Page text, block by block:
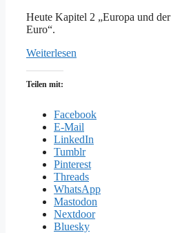
Heute Kapitel 2 „Europa und der
Euro“.
Weiterlesen
Teilen mit:
Facebook
E-Mail
LinkedIn
Tumblr
Pinterest
Threads
WhatsApp
Mastodon
Nextdoor
Bluesky